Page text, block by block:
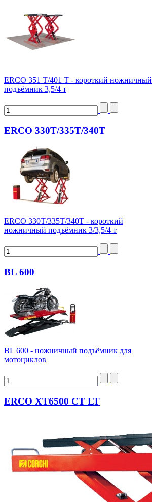
ERCO 351 T/401 T - короткий ножничный
подъёмник 3,5/4 т
ERCO 330T/335T/340T
ERCO 330T/335T/340T - короткий
ножничный подъёмник 3/3,5/4 т
BL 600
BL 600 - ножничный подъёмник для
мотоциклов
ERCO XT6500 CT LT